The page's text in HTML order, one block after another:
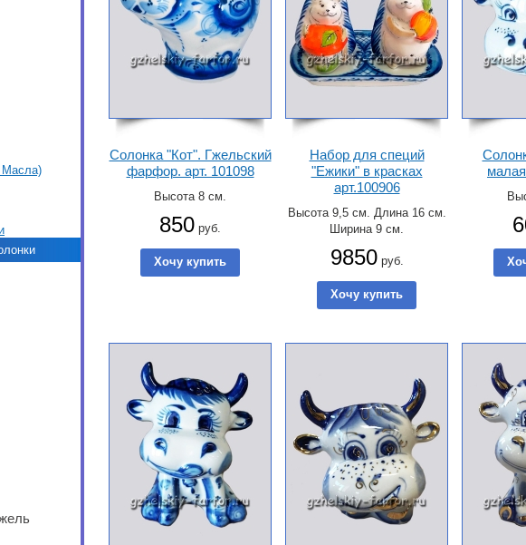
Масла)
Солонка "Кот". Гжельский
фарфор. арт. 101098
Высота 8 см.
850 руб.
Набор для специй
"Ежики" в красках
арт.100906
Высота 9,5 см. Длина 16 см.
Ширина 9 см.
9850руб.